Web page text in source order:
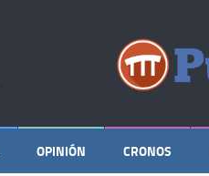
OPINIÓN CRONOS